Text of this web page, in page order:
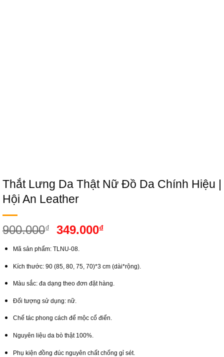
Thắt Lưng Da Thật Nữ Đồ Da Chính Hiệu |
Hội An Leather
900.000₫
Giá
là:
900.000₫.
349.000₫Giá
là:
349.000₫.
Mã sản phẩm: TLNU-08.
Kích thước: 90 (85, 80, 75, 70)*3 cm (dài*rộng).
Màu sắc: đa dạng theo đơn đặt hàng.
Đối tượng sử dụng: nữ.
Chế tác phong cách để mộc cổ điển.
Nguyên liệu da bò thật 100%.
Phụ kiện đồng đúc nguyên chất chống gỉ sét.